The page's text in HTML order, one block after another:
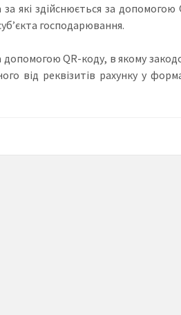
за які здійснюється за
господарювання.
допомогою QR-коду, в якому
від реквізитів рахунку у